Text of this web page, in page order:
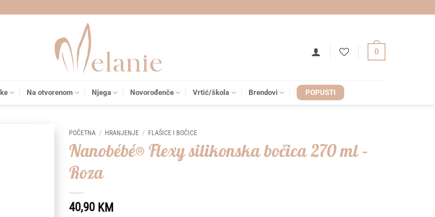
0
Na otvorenom Njega Novorođenče Vrtić/škola Brendovi POPUSTI
POČETNA / HRANJENJE / FLAŠICE I BOČICE
Nanobébé® Flexy silikonska bočica 270 ml –
Roza
40,90 KM